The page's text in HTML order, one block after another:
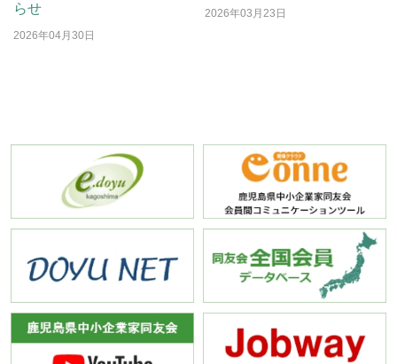
らせ
2026年04月30日
2026年03月23日